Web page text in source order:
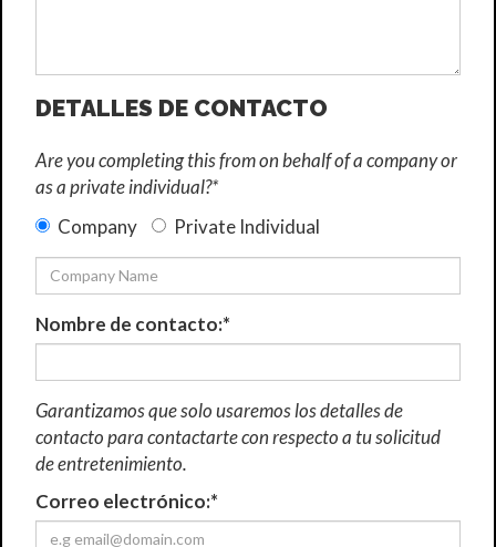
DETALLES DE CONTACTO
Are you completing this from on behalf of a company or
as a private individual?*
Company
Private Individual
Nombre de contacto:*
Garantizamos que solo usaremos los detalles de
contacto para contactarte con respecto a tu solicitud
de entretenimiento.
Correo electrónico:*